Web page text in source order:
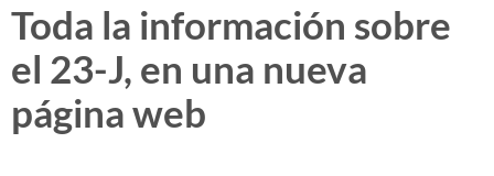
Toda la información sobre
el 23-J, en una nueva
página web